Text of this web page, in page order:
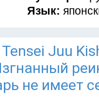
Язык:
Juu
не имеет